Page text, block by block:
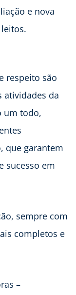
e nova
respeito são
atividades da
um todo,
que garantem
sucesso em
sempre com
completos e
–